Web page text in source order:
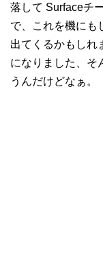
落して Surfaceチ
で、これを機にも
出てくるかもし
になりました、そ
うんだけどなぁ。